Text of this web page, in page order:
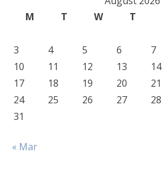
M
T W T
3
4 5 6 7
10
11 12 13 14
17
18 19 20 21
24
25 26 27 28
31
« Mar